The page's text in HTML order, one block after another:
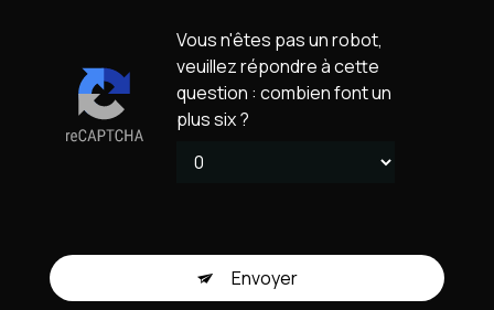
Vous n'êtes pas un robot,
veuillez répondre à cette
question : combien font un
plus six ?
Envoyer